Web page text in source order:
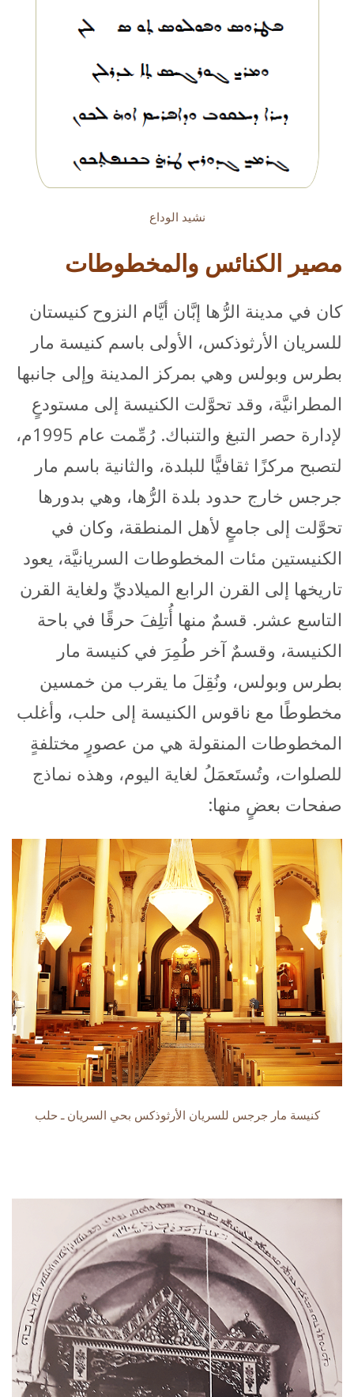
نشيد الوداع
مصير الكنائس والمخطوطات
كان في مدينة الرُّها إبَّان أيَّام النزوح كنيستان
للسريان الأرثوذكس، الأولى باسم كنيسة مار
بطرس وبولس وهي بمركز المدينة وإلى جانبها
المطرانيَّة، وقد تحوَّلت الكنيسة إلى مستودعٍ
لإدارة حصر التبغ والتنباك. رُمِّمت عام 1995م،
لتصبح مركزًا ثقافيًّا للبلدة، والثانية باسم مار
جرجس خارج حدود بلدة الرُّها، وهي بدورها
تحوَّلت إلى جامعٍ لأهل المنطقة، وكان في
الكنيستين مئات المخطوطات السريانيَّة، يعود
تاريخها إلى القرن الرابع الميلاديِّ ولغاية القرن
التاسع عشر. قسمٌ منها أُتلِفَ حرقًا في باحة
الكنيسة، وقسمٌ آخر طُمِرَ في كنيسة مار
بطرس وبولس، ونُقِلَ ما يقرب من خمسين
مخطوطًا مع ناقوس الكنيسة إلى حلب، وأغلب
المخطوطات المنقولة هي من عصورٍ مختلفةٍ
للصلوات، وتُستَعمَلُ لغاية اليوم، وهذه نماذج
صفحات بعضٍ منها:
كنيسة مار جرجس للسريان الأرثوذكس بحي السريان ـ حلب